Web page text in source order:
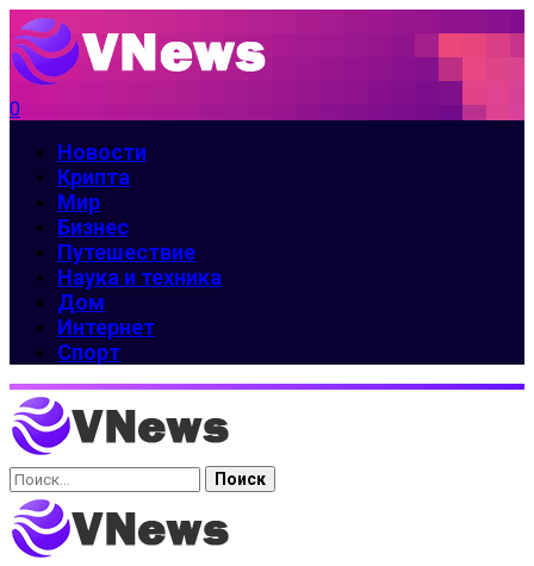
0
Новости
Крипта
Мир
Бизнес
Путешествие
Наука и техника
Дом
Интернет
Спорт
Найти: